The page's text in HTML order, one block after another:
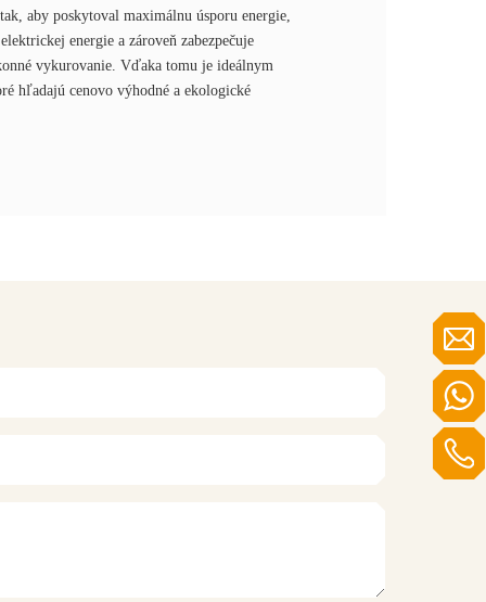
aby poskytoval maximálnu úsporu energie,
energie a zároveň zabezpečuje
vykurovanie. Vďaka tomu je ideálnym
hľadajú cenovo výhodné a ekologické